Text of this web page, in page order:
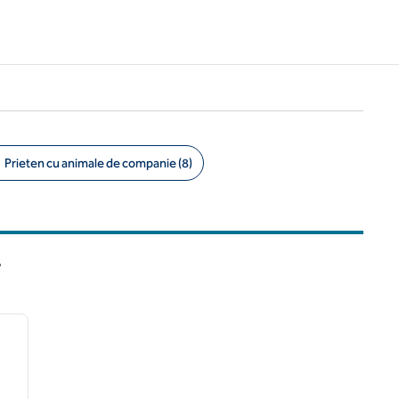
Prieten cu animale de companie (8)
imaginea următoare